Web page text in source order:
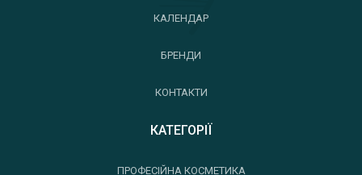
КАЛЕНДАР
БРЕНДИ
КОНТАКТИ
КАТЕГОРІЇ
ПРОФЕСІЙНА КОСМЕТИКА